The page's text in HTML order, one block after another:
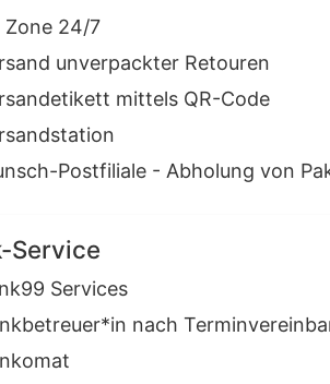
Zone 24/7
unverpackter Retouren
mittels QR-Code
Postfiliale - Abholung von
Service
Services
nach